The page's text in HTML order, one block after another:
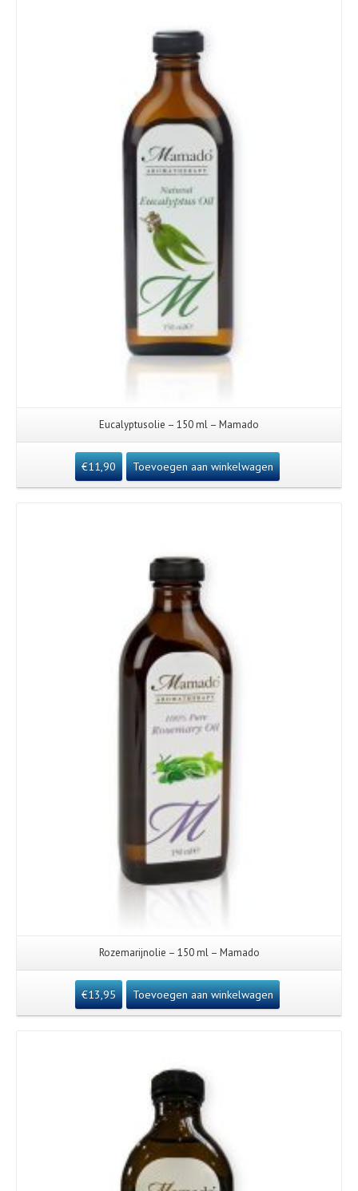
Details
Eucalyptusolie – 150 ml – Mamado
€11,90 Toevoegen aan winkelwagen
Details
Rozemarijnolie – 150 ml – Mamado
€13,95 Toevoegen aan winkelwagen
Details